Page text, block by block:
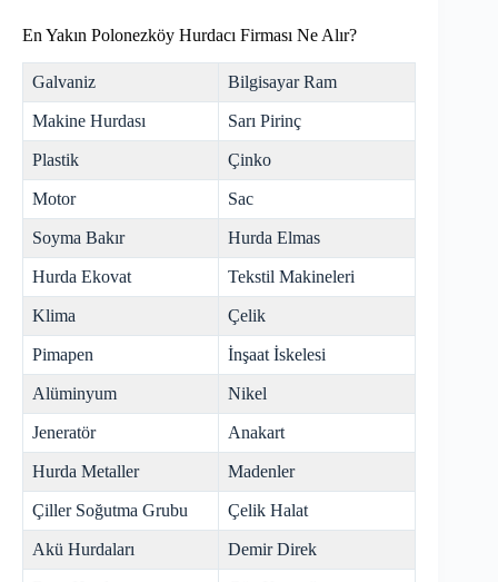
En Yakın Polonezköy Hurdacı Firması Ne Alır?
Galvaniz Bilgisayar Ram
Makine Hurdası Sarı Pirinç
Plastik Çinko
Motor Sac
Soyma Bakır Hurda Elmas
Hurda Ekovat Tekstil Makineleri
Klima Çelik
Pimapen İnşaat İskelesi
Alüminyum Nikel
Jeneratör Anakart
Hurda Metaller Madenler
Çiller Soğutma Grubu Çelik Halat
Akü Hurdaları Demir Direk